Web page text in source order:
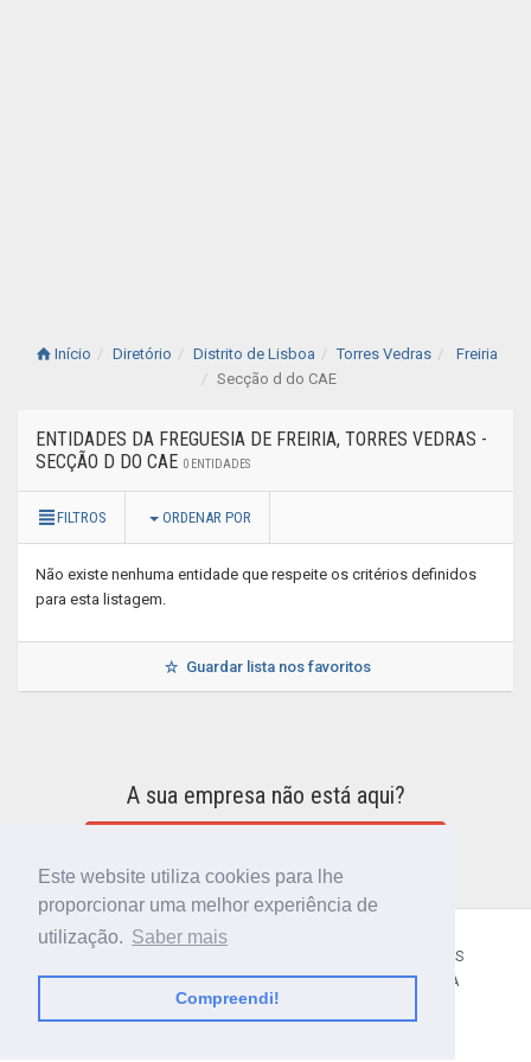
Este website utiliza cookies para lhe
proporcionar uma melhor experiência de
utilização. Saber mais
Compreendi!
Início Diretório Distrito de Lisboa Torres Vedras
Freiria
Secção d do CAE
ENTIDADES DA FREGUESIA DE FREIRIA, TORRES VEDRAS -
SECÇÃO D DO CAE 0 ENTIDADES
FILTROS ORDENAR POR
Não existe nenhuma entidade que respeite os critérios definidos
para esta listagem.
Guardar lista nos favoritos
A sua empresa não está aqui?
TERMOS E CONDIÇÕES
POLÍTICA DE PRIVACIDADE
CONTACTOS AJUDA